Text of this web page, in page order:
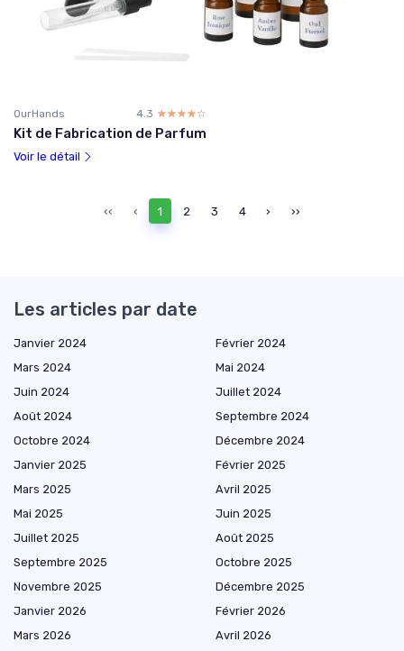
OurHands 4.3 ☆☆☆☆☆
★★★★★
Kit de Fabrication de Parfum
Voir le détail
‹‹ ‹ 1 2 3 4 › ››
Les articles par date
Janvier 2024
Février 2024
Mars 2024
Mai 2024
Juin 2024
Juillet 2024
Août 2024
Septembre 2024
Octobre 2024
Décembre 2024
Janvier 2025
Février 2025
Mars 2025
Avril 2025
Mai 2025
Juin 2025
Juillet 2025
Août 2025
Septembre 2025
Octobre 2025
Novembre 2025
Décembre 2025
Janvier 2026
Février 2026
Mars 2026
Avril 2026